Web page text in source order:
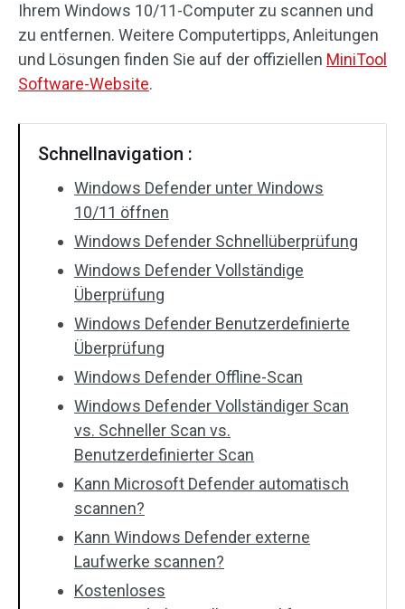
Ihrem Windows 10/11-Computer zu scannen und
zu entfernen. Weitere Computertipps, Anleitungen
und Lösungen finden Sie auf der offiziellen MiniTool
Software-Website.
Schnellnavigation :
Windows Defender unter Windows
10/11 öffnen
Windows Defender Schnellüberprüfung
Windows Defender Vollständige
Überprüfung
Windows Defender Benutzerdefinierte
Überprüfung
Windows Defender Offline-Scan
Windows Defender Vollständiger Scan
vs. Schneller Scan vs.
Benutzerdefinierter Scan
Kann Microsoft Defender automatisch
scannen?
Kann Windows Defender externe
Laufwerke scannen?
Kostenloses